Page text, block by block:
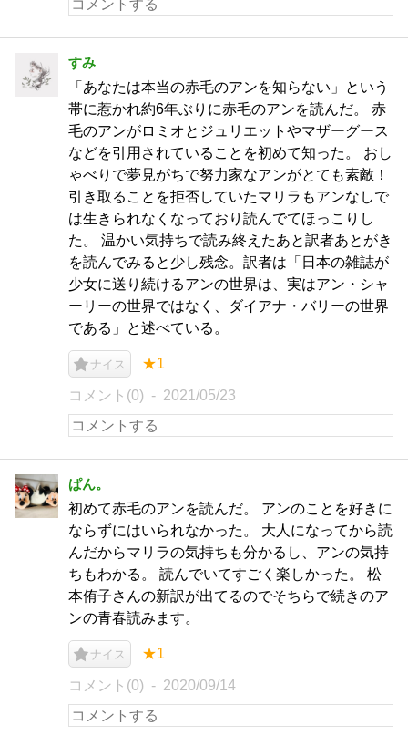
すみ
「あなたは本当の赤毛のアンを知らない」という
帯に惹かれ約6年ぶりに赤毛のアンを読んだ。 赤
毛のアンがロミオとジュリエットやマザーグース
などを引用されていることを初めて知った。 おし
ゃべりで夢見がちで努力家なアンがとても素敵！
引き取ることを拒否していたマリラもアンなしで
は生きられなくなっており読んでてほっこりし
た。 温かい気持ちで読み終えたあと訳者あとがき
を読んでみると少し残念。訳者は「日本の雑誌が
少女に送り続けるアンの世界は、実はアン・シャ
ーリーの世界ではなく、ダイアナ・バリーの世界
である」と述べている。
ナイス ★1
コメント(0) 2021/05/23
ぱん。
初めて赤毛のアンを読んだ。 アンのことを好きに
ならずにはいられなかった。 大人になってから読
んだからマリラの気持ちも分かるし、アンの気持
ちもわかる。 読んでいてすごく楽しかった。 松
本侑子さんの新訳が出てるのでそちらで続きのア
ンの青春読みます。
ナイス ★1
コメント(0) 2020/09/14